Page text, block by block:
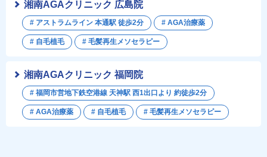
湘南AGAクリニック 福岡院
# 福岡市営地下鉄空港線 天神駅 西1出口より 約徒歩2分
# AGA治療薬 # 自毛植毛 # 毛髪再生メソセラピー
湘南AGAクリニック 広島院
# アストラムライン 本通駅 徒歩2分 # AGA治療薬
# 自毛植毛 # 毛髪再生メソセラピー